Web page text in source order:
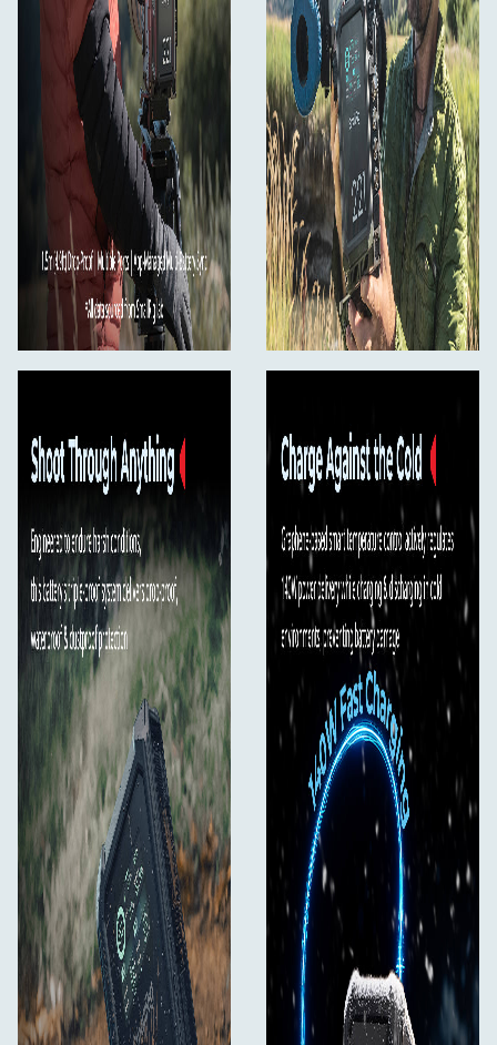
Tekniska data:
Produktmått: 145,2 x 92,0 x 91,5 mm
Produktvikt: 1564 ± 10 g
Material: Flamskyddad PC, silikon,
aluminiumlegering
Batterityp: Litiumjonbatteri
Nominella batteriparametrar: 14,76 V / 15 000 mAh
/ 221,4 Wh
USB-C1 / USB-C2: 5 V⎓3 A, 9 V⎓3 A, 12 V⎓3 A, 15
V⎓3 A, 20 V⎓5 A, 28 V⎓5 A; 140 W (Max)
BP / D-Tap1 / D-Tap2: 16,8 V⎓12 A (Max)
Utgång:
USB-C1 / USB-C2: 5 V⎓3 A, 9 V⎓3 A, 12 V⎓3 A, 15
V⎓3 A, 20 V⎓5 A, 28 V⎓5 A; 140 W (max)
USB-A: 5 V⎓3 A, 9 V⎓3 A, 12 V⎓2,5 A; 30 W (max)
BP: 11,2–16,8 V⎓15 A
D-Tap1 / D-Tap2: 11,2–16,8 V⎓10 A
8 V-UT: 8 V⎓3 A (max)
12 V-UT: 12 V⎓3 A (Max)
Protokoll som stöds:
USB-C1 / USB-C2: PD3.1, PD3.0, QC2.0, QC3.0,
AFC, DCP-1.5A, PPS, APPLE-2.4A
USB-A: QC3.0, QC2.0, AFC, FCP, SCP, DCP-1.5A,